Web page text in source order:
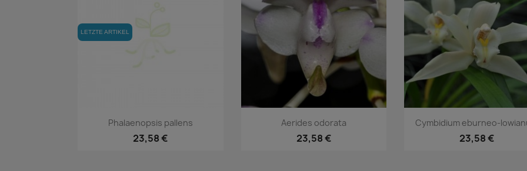
LETZTE ARTIKEL
Vorschau
Phalaenopsis pallens
23,58 €
Vorschau
Aerides odorata
23,58 €
Vorschau
Cymbidium eburneo-
23,58 €